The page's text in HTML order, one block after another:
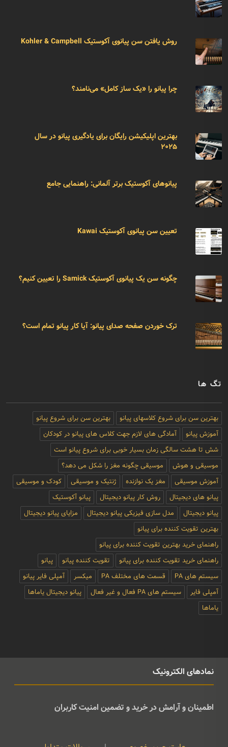
روش یافتن سن پیانوی آکوستیک Kohler & Campbell
چرا پیانو را «یک ساز کامل» می‌نامند؟
بهترین اپلیکیشن رایگان برای یادگیری پیانو در سال
۲۰۲۵
پیانوهای آکوستیک برتر آلمانی: راهنمایی جامع
تعیین سن پیانوی آکوستیک Kawai
چگونه سن یک پیانوی آکوستیک Samick را تعیین کنیم؟
ترک خوردن صفحه صدای پیانو: آیا کار پیانو تمام است؟
تگ ها
بهترین سن برای شروع کلاسهای پیانو
بهترین سن برای شروع پیانو
آموزش پیانو
آمادگی های لازم جهت کلاس های پیانو در کودکان
شش تا هشت سالگی زمان بسیار خوبی برای شروع پیانو است
موسیقی و هوش
موسیقی چگونه مغز را شکل می دهد؟
آموزش موسیقی
مغز یک نوازنده ژنتیک و موسیقی
کودک و موسیقی
پیانو های دیجیتال
روش کار پیانو دیجیتال
پیانو آکوستیک
پیانو دیجیتال
مدل سازی فیزیکی پیانو دیجیتال
مزایای پیانو دیجیتال
بهترین تقویت کننده برای پیانو
راهنمای خرید بهترین تقویت کننده برای پیانو
راهنمای خرید تقویت کننده برای پیانو
تقویت کننده پیانو
پیانو
سیستم های PA
قسمت های مختلف PA میکسر
آمپلی فایر پیانو
آمپلی فایر
سیستم های PA فعال و غیر فعال
پیانو دیجیتال یاماها
یاماها
نمادهای الکترونیک
اطمینان و آرامش در خرید و تضمین امنیت کاربران